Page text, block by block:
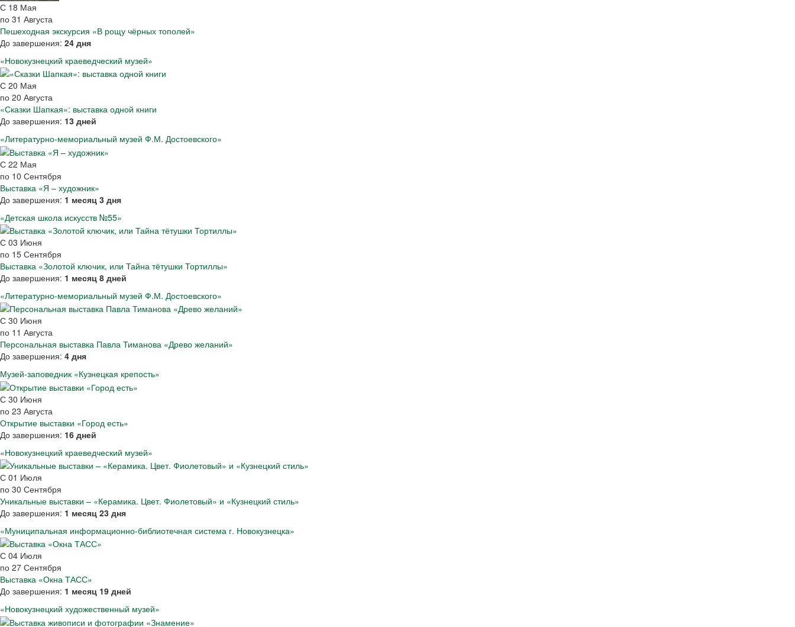
С 18 Мая
по 31 Августа
Пешеходная экскурсия «В рощу чёрных тополей»
До завершения: 24 дня
«Новокузнецкий краеведческий музей»
С 20 Мая
по 20 Августа
«Сказки Шапкая»: выставка одной книги
До завершения: 13 дней
«Литературно-мемориальный музей Ф.М. Достоевского»
С 22 Мая
по 10 Сентября
Выставка «Я – художник»
До завершения: 1 месяц 3 дня
«Детская школа искусств №55»
С 03 Июня
по 15 Сентября
Выставка «Золотой ключик, или Тайна тётушки Тортиллы»
До завершения: 1 месяц 8 дней
«Литературно-мемориальный музей Ф.М. Достоевского»
С 30 Июня
по 11 Августа
Персональная выставка Павла Тиманова «Древо желаний»
До завершения: 4 дня
Музей-заповедник «Кузнецкая крепость»
С 30 Июня
по 23 Августа
Открытие выставки «Город есть»
До завершения: 16 дней
«Новокузнецкий краеведческий музей»
С 01 Июля
по 30 Сентября
Уникальные выставки – «Керамика. Цвет. Фиолетовый» и «Кузнецкий стиль»
До завершения: 1 месяц 23 дня
«Муниципальная информационно-библиотечная система г. Новокузнецка»
С 04 Июля
по 27 Сентября
Выставка «Окна ТАСС»
До завершения: 1 месяц 19 дней
«Новокузнецкий художественный музей»